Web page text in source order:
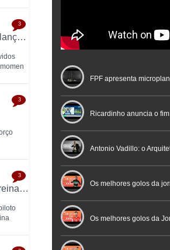
X Edição dos Portugal Futsal Awards by Decathlon: balanço final da temporada 2025/26
3
3
FPF testa em Bragança novo modelo de formação de treinadores de futsal
3
FPF apresenta
Nacional de Arbitragem
Ricardinho anuncia o
profissional em
Futebol
Antonio Vadillo: o
Futsal | Documentário
Os melhores golos da
Os melhores golos da